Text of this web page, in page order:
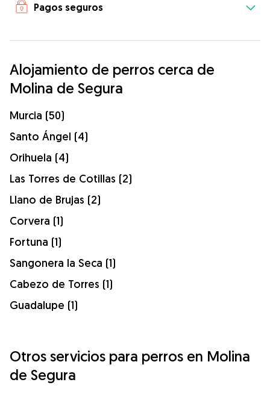
Pagos seguros
Alojamiento de perros cerca de
Molina de Segura
Murcia (50)
Santo Ángel (4)
Orihuela (4)
Las Torres de Cotillas (2)
Llano de Brujas (2)
Corvera (1)
Fortuna (1)
Sangonera la Seca (1)
Cabezo de Torres (1)
Guadalupe (1)
Otros servicios para perros en Molina
de Segura